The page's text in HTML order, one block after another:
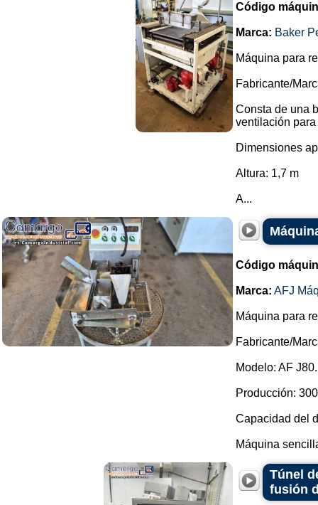
Código
Marca: Baker
Máquina para
Fabricante/
Consta de una
ventilación
Dimensiones
Altura: 1,7 m
A...
Código
Marca: AFJ
Máquina para
Fabricante/
Modelo: AF J80.
Producción:
Capacidad del
Máquina
Túnel
fusión